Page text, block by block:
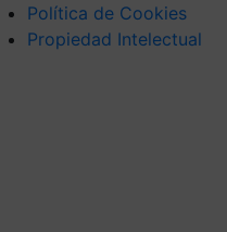
Política de Cookies
Propiedad Intelectual